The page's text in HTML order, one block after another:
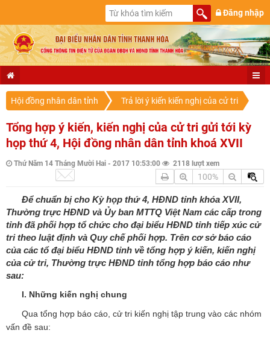
Đăng nhập
Hội đồng nhân dân tỉnh Trả lời ý kiến kiến nghị của cử tri
Tổng hợp ý kiến, kiến nghị của cử tri gửi tới kỳ
họp thứ 4, Hội đồng nhân dân tỉnh khoá XVII
Thứ Năm 14 Tháng Mười Hai - 2017 10:53:00 2118 lượt xem
100%
Để chuẩn bị cho Kỳ họp thứ 4, HĐND tỉnh khóa XVII,
Thường trực HĐND và Ủy ban MTTQ Việt Nam các cấp trong
tỉnh đã phối hợp tổ chức cho đại biểu HĐND tỉnh tiếp xúc cử
tri theo luật định và Quy chế phối hợp. Trên cơ sở báo cáo
của các tổ đại biểu HĐND tỉnh về tổng hợp ý kiến, kiến nghị
của cử tri, Thường trực HĐND tỉnh tổng hợp báo cáo như
sau:
I. Những kiến nghị chung
Qua tổng hợp báo cáo, cử tri kiến nghị tập trung vào các nhóm
vấn đề sau: